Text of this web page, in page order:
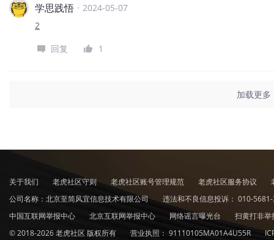
学思践悟 · 2024-05-07
2
回复
1
加载更多
关于我们 老虎社区守则 老虎社区账号管理规范 老虎社区服务协议
公司名称：北京至简风宜信息技术有限公司
违法和不良信息投诉： 010-
中国互联网举报中心
北京互联网举报中心 网络谣言曝光台
扫黄打非
© 2018-2026 老虎社区 版权所有
营业执照： 91110105MA01A4U55R